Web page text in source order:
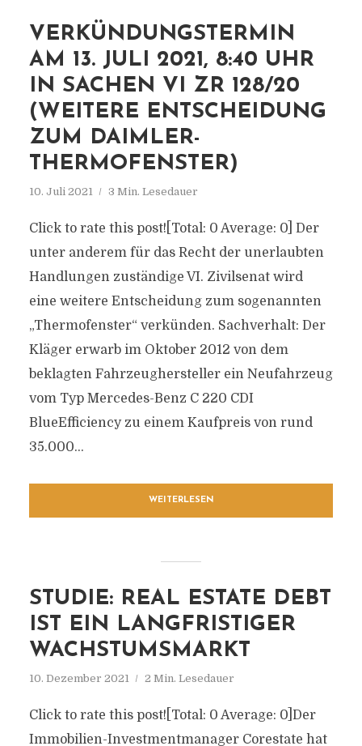
VERKÜNDUNGSTERMIN
AM 13. JULI 2021, 8:40 UHR
IN SACHEN VI ZR 128/20
(WEITERE ENTSCHEIDUNG
ZUM DAIMLER-
THERMOFENSTER)
10. Juli 2021 3 Min. Lesedauer
Click to rate this post![Total: 0 Average: 0] Der
unter anderem für das Recht der unerlaubten
Handlungen zuständige VI. Zivilsenat wird
eine weitere Entscheidung zum sogenannten
„Thermofenster“ verkünden. Sachverhalt: Der
Kläger erwarb im Oktober 2012 von dem
beklagten Fahrzeughersteller ein Neufahrzeug
vom Typ Mercedes-Benz C 220 CDI
BlueEfficiency zu einem Kaufpreis von rund
35.000...
WEITERLESEN
STUDIE: REAL ESTATE DEBT
IST EIN LANGFRISTIGER
WACHSTUMSMARKT
10. Dezember 2021 2 Min. Lesedauer
Click to rate this post![Total: 0 Average: 0]Der
Immobilien-Investmentmanager Corestate hat